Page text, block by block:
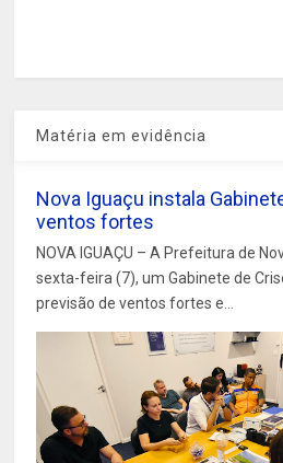
Matéria em evidência
Nova Iguaçu instala
ventos fortes
NOVA IGUAÇU – A Prefeitura de
sexta-feira (7), um Gabinete de
previsão de ventos fortes e...